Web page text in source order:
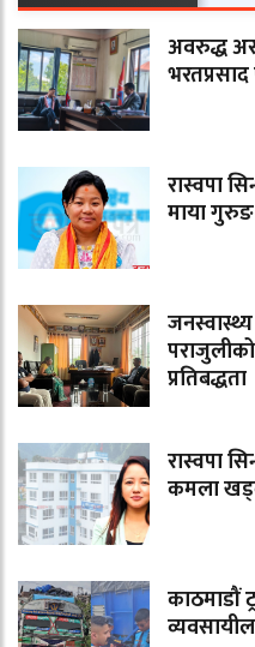
अवरुद्ध
रास्वपा
माया गुरुङ
प्रतिबद्धता
रास्वपा
कमला
काठमाडौं